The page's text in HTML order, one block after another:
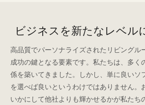
ビジネスを新たなレベル
高品質でパーソナライズされたリビングル
成功の鍵となる要素です。私たちは、多く
係を築いてきました。しかし、単に良いソ
を選べば良いというわけではありません。
いかにして他社よりも輝かせるかが私たち